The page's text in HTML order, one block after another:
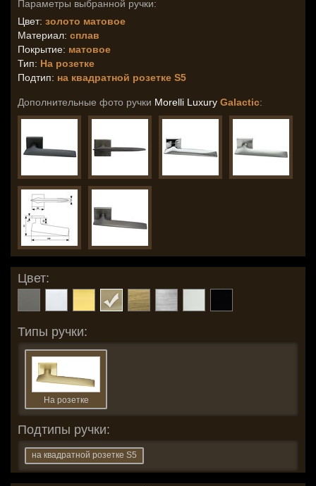
Параметры выбранной ручки:
Цвет: золото матовое
Материал: сплав
Покрытие: матовое
Тип: На розетке
Подтип: на квадратной розетке S5
Дополнительные фото ручки Morelli Luxury Galactic:
Цвет:
Типы ручки:
На розетке
Подтипы ручки:
на квадратной розетке S5